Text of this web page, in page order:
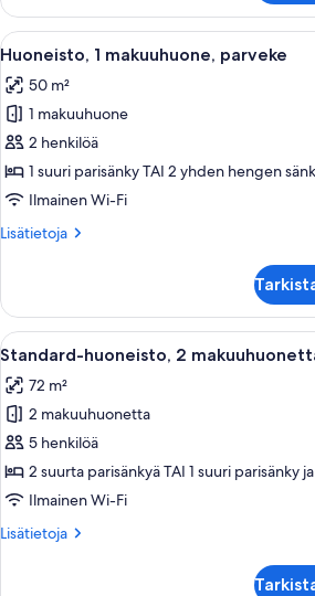
1
makuuhuone,
piha-
Avaa
kaikki
huonetyypin
Huoneisto,
1
makuuhuone,
parveke
16
Huoneisto, 1 makuuhuone, parveke
50 m²
1 makuuhuone
2 henkilöä
1 suuri parisänky TAI 2 yhden hengen
Ilmainen Wi-Fi
Lisätietoja
Lisätietoja
makuuhuone,
parveke
Avaa
kaikki
huonetyypin
Standard-
huoneisto,
2
makuuhuonetta,
alue
Moderni
21
Standard-huoneisto, 2
72 m²
2 makuuhuonetta
5 henkilöä
2 suurta parisänkyä TAI 1 suuri parisänky
Ilmainen Wi-Fi
Lisätietoja
Lisätietoja